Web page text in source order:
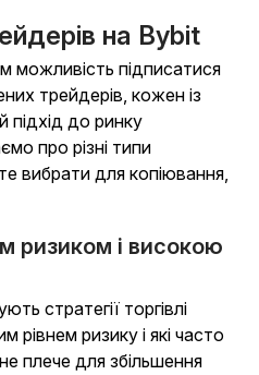
на Bybit
можливість підписатися
трейдерів, кожен із
підхід до ринку
про різні типи
вибрати для копіювання,
ризиком і високою
стратегії торгівлі
ризику і які часто
плече для збільшення